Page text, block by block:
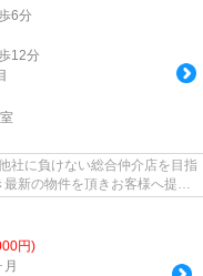
6分
12分
社に負けない総合仲介店を目指
新の物件を頂きお客様へ提供
円)